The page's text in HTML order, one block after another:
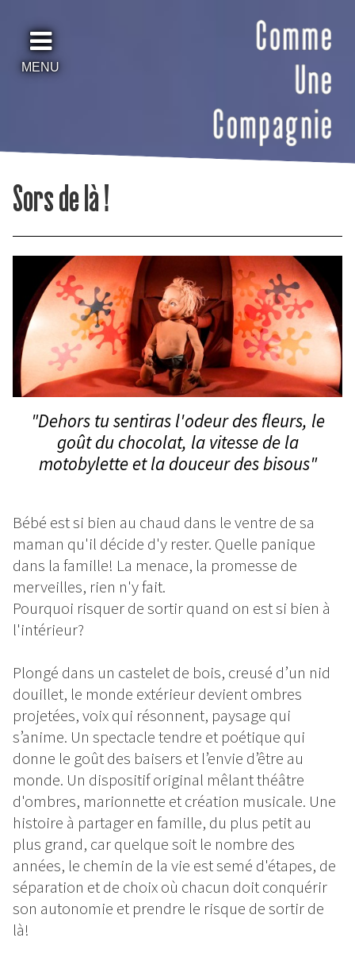
MENU
Sors de là !
"Dehors tu sentiras l'odeur des fleurs, le
goût du chocolat, la vitesse de la
motobylette et la douceur des bisous"
Bébé est si bien au chaud dans le ventre de sa
maman qu'il décide d'y rester. Quelle panique
dans la famille! La menace, la promesse de
merveilles, rien n'y fait.
Pourquoi risquer de sortir quand on est si bien à
l'intérieur?
Plongé dans un castelet de bois, creusé d’un nid
douillet, le monde extérieur devient ombres
projetées, voix qui résonnent, paysage qui
s’anime. Un spectacle tendre et poétique qui
donne le goût des baisers et l’envie d’être au
monde. Un dispositif original mêlant théâtre
d'ombres, marionnette et création musicale. Une
histoire à partager en famille, du plus petit au
plus grand, car quelque soit le nombre des
années, le chemin de la vie est semé d'étapes, de
séparation et de choix où chacun doit conquérir
son autonomie et prendre le risque de sortir de
là!